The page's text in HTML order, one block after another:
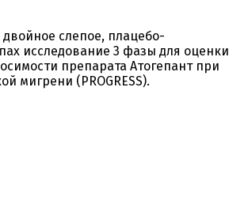
слепое, плацебо-
исследование 3 фазы для оценки
препарата Атогепант при
мигрени (PROGRESS).